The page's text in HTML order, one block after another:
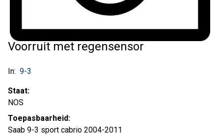
Voorruit met regensensor
In: 9-3
Staat:
NOS
Toepasbaarheid:
Saab 9-3 sport cabrio 2004-2011